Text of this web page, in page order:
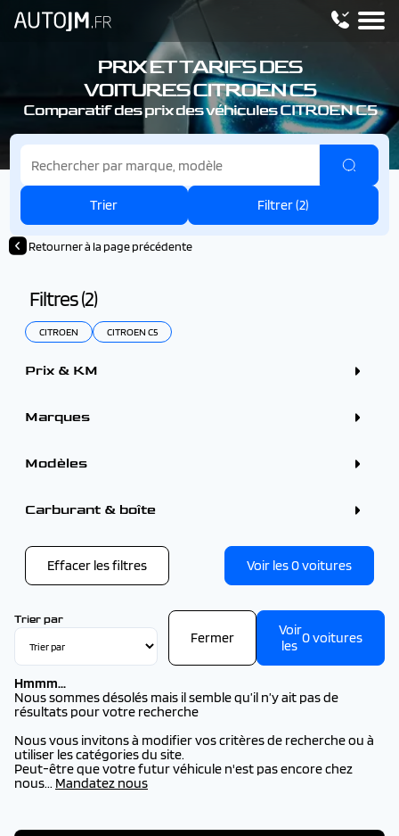
PRIX ET TARIFS DES
VOITURES CITROEN C5
Comparatif des prix des véhicules CITROEN C5
Trier Filtrer (2)
Retourner à la page précédente
Filtres (2)
CITROEN CITROEN C5
Prix & KM
Marques
BMW (2)
CITROEN (112)
FORD (30)
KIA (2)
OMODA (1)
OMODA - JAECOO (1)
OPEL (1)
RENAULT (92)
SEAT (1)
TOYOTA (3)
VOLKSWAGEN (2)
VOLVO (1)
Modèles
CITROEN
CITROEN BERLINGO (2026) (11)
CITROEN C3 (2026) (14)
CITROEN C3 AIRCROSS ( 2026) (17)
CITROEN C4 (1)
CITROEN C4 (2026) (9)
CITROEN C4 X (2026) (7)
CITROEN C5 AIRCROSS (2)
CITROEN C5 AIRCROSS (2026) (19)
CITROEN JUMPY CAB. APP. FIXE (2026) (3)
Carburant & boîte
Effacer les filtres Voir les0voitures
Trier par
Fermer
Voir
les 0voitures
Hmmm...
Nous sommes désolés mais il semble qu’il n’y ait pas de
résultats pour votre recherche
Nous vous invitons à modifier vos critères de recherche ou à
utiliser les catégories du site.
Peut-être que votre futur véhicule n'est pas encore chez
nous... Mandatez nous